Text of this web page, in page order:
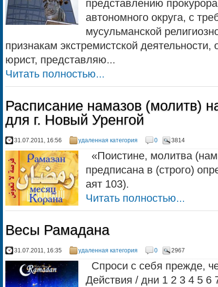
представлению
автономного округа, с
мусульманской
признакам экстремистской
юрист, представляю...
Читать полностью...
Расписание намазов (молитв)
для г. Новый Уренгой
31.07.2011, 16:56 удаленная категория 0 3814
«Поистине, молитва
предписана в (строго)
аят 103).
Читать полностью...
Весы Рамадана
31.07.2011, 16:35 удаленная категория 0 2967
Спроси с себя прежде,
Действия / дни 1 2 3 4 5 6